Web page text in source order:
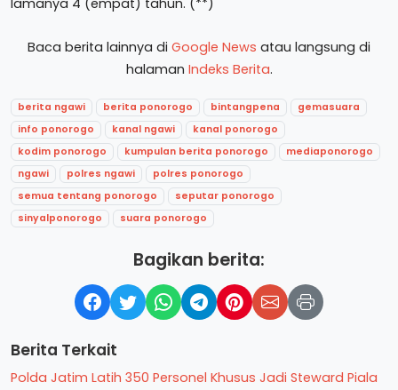
lamanya 4 (empat) tahun. (**)
Baca berita lainnya di Google News atau langsung di
halaman Indeks Berita.
berita ngawi berita ponorogo bintangpena
gemasuara
info ponorogo
kanal ngawi
kanal ponorogo
kodim ponorogo
kumpulan berita ponorogo
mediaponorogo
ngawi
polres ngawi
polres ponorogo
semua tentang ponorogo
seputar ponorogo
sinyalponorogo
suara ponorogo
Bagikan berita:
Berita Terkait
Polda Jatim Latih 350 Personel Khusus Jadi Steward Piala